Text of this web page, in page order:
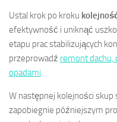
Ustal krok po kroku
efektywność i uniknąć
etapu prac stabilizujących
przeprowadź remont dachu,
opadami
W następnej kolejności skup
zapobiegnie późniejszym